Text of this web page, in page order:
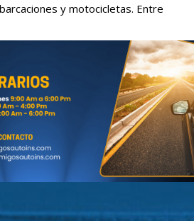
y motocicletas. Entre